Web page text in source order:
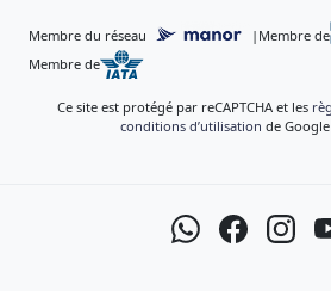
Membre du réseau | Membre de
Membre de
Ce site est protégé par reCAPTCHA et les
conditions d’utilisation de Google